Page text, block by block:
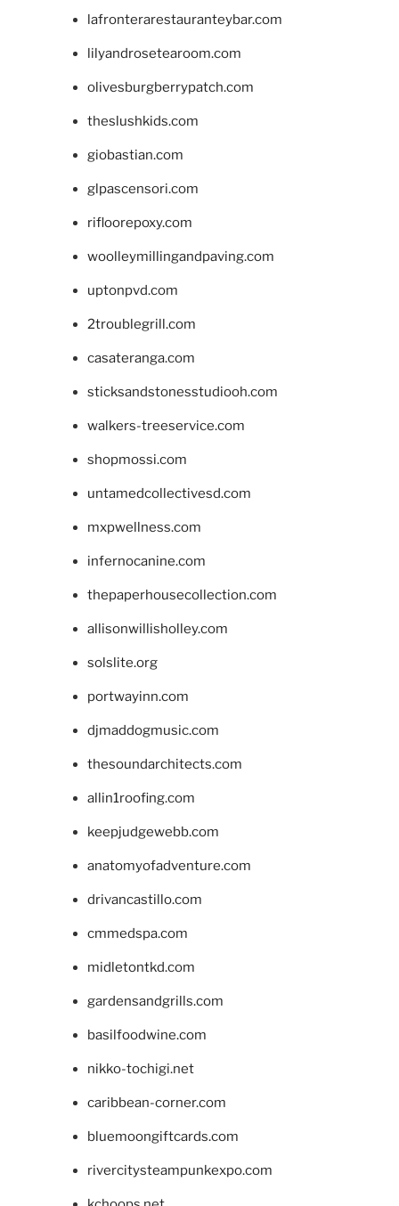
lafronterarestauranteybar.com
lilyandrosetearoom.com
olivesburgberrypatch.com
theslushkids.com
giobastian.com
glpascensori.com
rifloorepoxy.com
woolleymillingandpaving.com
uptonpvd.com
2troublegrill.com
casateranga.com
sticksandstonesstudiooh.com
walkers-treeservice.com
shopmossi.com
untamedcollectivesd.com
mxpwellness.com
infernocanine.com
thepaperhousecollection.com
allisonwillisholley.com
solslite.org
portwayinn.com
djmaddogmusic.com
thesoundarchitects.com
allin1roofing.com
keepjudgewebb.com
anatomyofadventure.com
drivancastillo.com
cmmedspa.com
midletontkd.com
gardensandgrills.com
basilfoodwine.com
nikko-tochigi.net
caribbean-corner.com
bluemoongiftcards.com
rivercitysteampunkexpo.com